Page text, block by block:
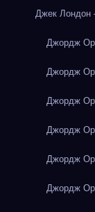
Джек
Джордж
Джордж
Джордж
Джордж
Джордж
Джордж